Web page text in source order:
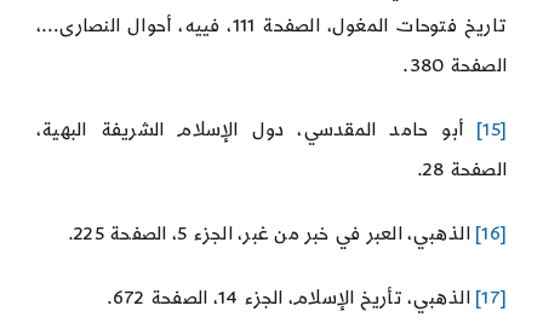
تاريخ فتوحات المغول، الصفحة 111، فييه، أحوال النصارى…،
الصفحة 380.
[15]
أبو حامد المقدسي، دول الإسلام الشريفة البهية،
الصفحة 28.
[16] الذهبي، العبر في خبر من غبر، الجزء 5، الصفحة 225.
[17] الذهبي، تأريخ الإسلام، الجزء 14، الصفحة 672.